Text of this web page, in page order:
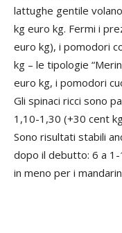
lattughe gentile
kg euro kg. Fermi i
euro kg), i pomodori
kg – le tipologie
euro kg, i pomodori
Gli spinaci ricci sono
1,10-1,30 (+30 cent
Sono risultati stabili
dopo il debutto: 6 a
in meno per i